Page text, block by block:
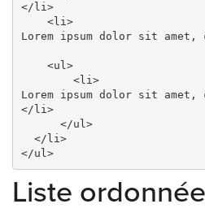
</li>
    <li>
Lorem ipsum dolor sit
        <li>
Lorem ipsum dolor sit
</li>
</ul>
Liste ordonnée